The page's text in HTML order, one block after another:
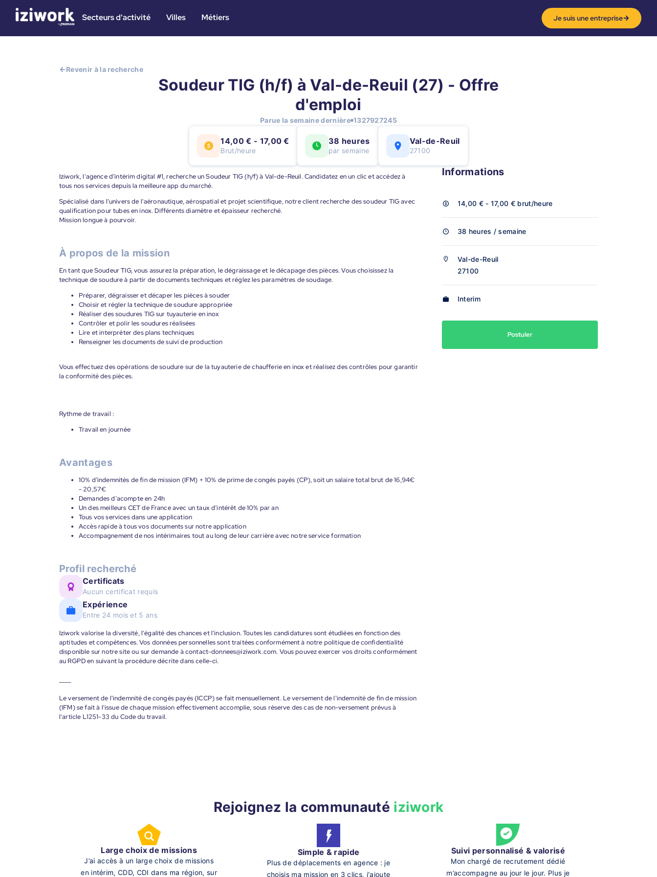
Secteurs d'activité Villes Métiers Je suis une entreprise
Revenir à la recherche
Soudeur TIG (h/f) à Val-de-Reuil (27) - Offre
d'emploi
Parue la semaine dernière 1327927245
14,00 € - 17,00 €
Brut/heure
38 heures
par semaine
Val-de-Reuil
27100
Iziwork, l'agence d’intérim digital #1, recherche un Soudeur TIG (h/f) à Val-de-Reuil. Candidatez en un clic et accédez à
tous nos services depuis la meilleure app du marché.
Spécialisé dans l'univers de l'aéronautique, aérospatial et projet scientifique, notre client recherche des soudeur TIG avec
qualification pour tubes en inox. Différents diamètre et épaisseur recherché.
Mission longue à pourvoir.
À propos de la mission
En tant que Soudeur TIG, vous assurez la préparation, le dégraissage et le décapage des pièces. Vous choisissez la
technique de soudure à partir de documents techniques et réglez les paramètres de soudage.
Préparer, dégraisser et décaper les pièces à souder
Choisir et régler la technique de soudure appropriée
Réaliser des soudures TIG sur tuyauterie en inox
Contrôler et polir les soudures réalisées
Lire et interpréter des plans techniques
Renseigner les documents de suivi de production
Vous effectuez des opérations de soudure sur de la tuyauterie de chaufferie en inox et réalisez des contrôles pour garantir
la conformité des pièces.
Rythme de travail :
Travail en journée
Avantages
10% d’indemnités de fin de mission (IFM) + 10% de prime de congés payés (CP), soit un salaire total brut de 16,94€
- 20,57€
Demandes d’acompte en 24h
Un des meilleurs CET de France avec un taux d’intérêt de 10% par an
Tous vos services dans une application
Accès rapide à tous vos documents sur notre application
Accompagnement de nos intérimaires tout au long de leur carrière avec notre service formation
Profil recherché
Certificats
Aucun certificat requis
Expérience
Entre 24 mois et 5 ans
Iziwork valorise la diversité, l'égalité des chances et l'inclusion. Toutes les candidatures sont étudiées en fonction des
aptitudes et compétences. Vos données personnelles sont traitées conformément à notre politique de confidentialité
disponible sur notre site ou sur demande à contact-donnees@iziwork.com. Vous pouvez exercer vos droits conformément
au RGPD en suivant la procédure décrite dans celle-ci.
Le versement de l'indemnité de congés payés (ICCP) se fait mensuellement. Le versement de l'indemnité de fin de mission
(IFM) se fait à l'issue de chaque mission effectivement accomplie, sous réserve des cas de non-versement prévus à
l'article L1251-33 du Code du travail.
Informations
14,00 € - 17,00 € brut/heure
38 heures / semaine
Val-de-Reuil
27100
Interim
Postuler
Rejoignez la communauté iziwork
Large choix de missions
J’ai accès à un large choix de missions
en intérim, CDD, CDI dans ma région, sur
Simple & rapide
Plus de déplacements en agence : je
choisis ma mission en 3 clics, j'ajoute
Suivi personnalisé & valorisé
Mon chargé de recrutement dédié
m’accompagne au jour le jour. Plus je